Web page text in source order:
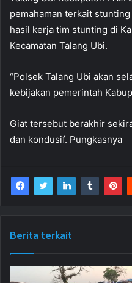
pemahaman terkait
hasil kerja tim stunting di
Kecamatan Talang Ubi.
“Polsek Talang Ubi akan
kebijakan pemerintah
Giat tersebut berakhir
dan kondusif. Pungkasnya
Berita terkait